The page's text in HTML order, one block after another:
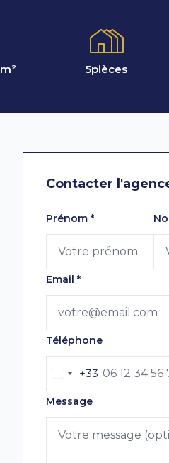
m² 5pièces
Contacter
Laissez ce champ vide
Prénom *
Email *
Téléphone
+33
Message